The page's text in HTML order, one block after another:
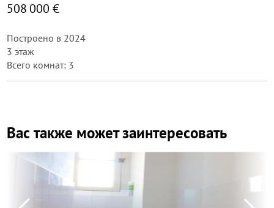
508 000 €
Построено в 2024
3 этаж
Всего комнат: 3
Вас также может заинтересовать